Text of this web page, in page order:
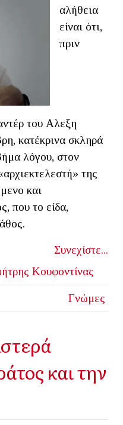
αλήθεια
είναι ότι,
πριν
του Αλεξη
κατέκρινα σκληρά
λόγου, στον
της
και
που το είδα,
Συνεχίστε...
Κουφοντίνας
Γνώμες
και την